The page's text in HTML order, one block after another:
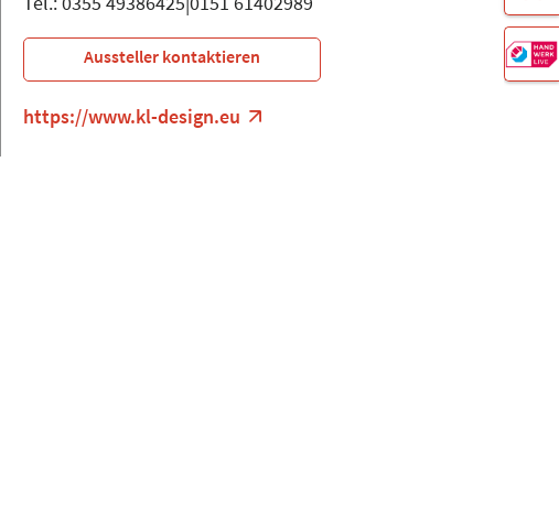
Aussteller kontaktieren
https://www.kl-design.eu